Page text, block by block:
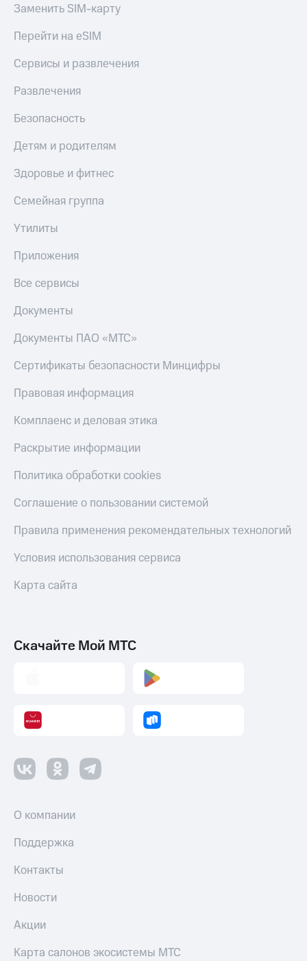
Заменить SIM-карту
Перейти на eSIM
Сервисы и развлечения
Развлечения
Безопасность
Детям и родителям
Здоровье и фитнес
Семейная группа
Утилиты
Приложения
Все сервисы
Документы
Документы ПАО «МТС»
Сертификаты безопасности Минцифры
Правовая информация
Комплаенс и деловая этика
Раскрытие информации
Политика обработки cookies
Соглашение о пользовании системой
Правила применения рекомендательных технологий
Условия использования сервиса
Карта сайта
Скачайте Мой МТС
О компании
Поддержка
Контакты
Новости
Акции
Карта салонов экосистемы МТС